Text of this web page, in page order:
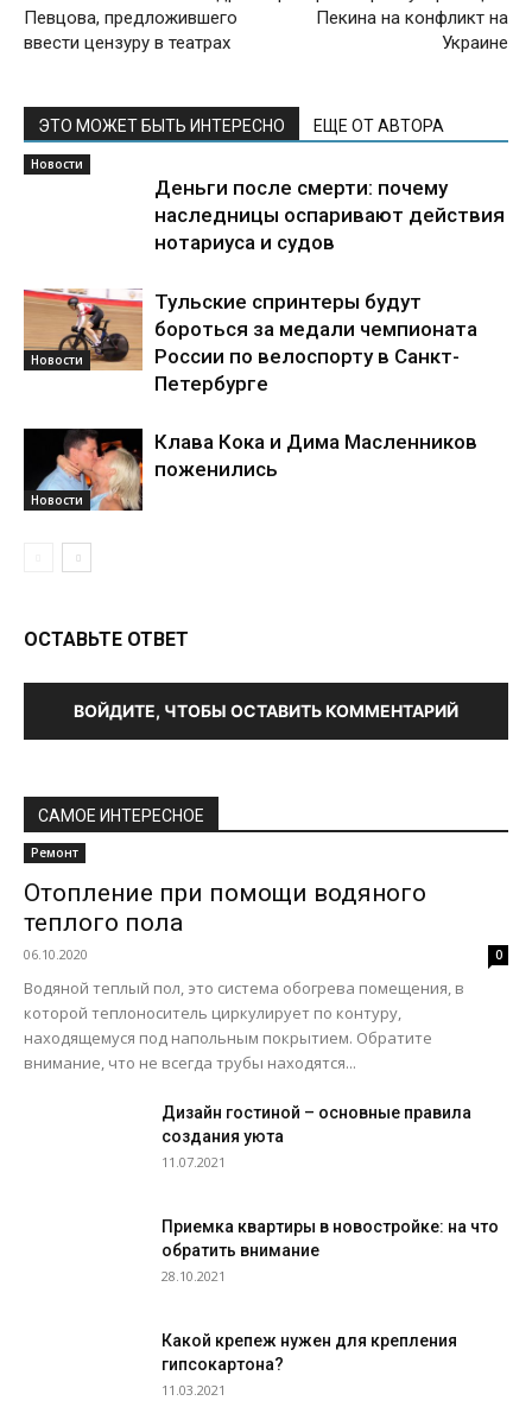
Певцова, предложившего
ввести цензуру в театрах
Пекина на конфликт на
Украине
ЭТО МОЖЕТ БЫТЬ ИНТЕРЕСНО ЕЩЕ ОТ АВТОРА
Новости
Деньги после смерти: почему
наследницы оспаривают действия
нотариуса и судов
Новости
Тульские спринтеры будут
бороться за медали чемпионата
России по велоспорту в Санкт-
Петербурге
Новости
Клава Кока и Дима Масленников
поженились
ОСТАВЬТЕ ОТВЕТ
ВОЙДИТЕ, ЧТОБЫ ОСТАВИТЬ КОММЕНТАРИЙ
САМОЕ ИНТЕРЕСНОЕ
Ремонт
Отопление при помощи водяного
теплого пола
06.10.2020 0
Водяной теплый пол, это система обогрева помещения, в
которой теплоноситель циркулирует по контуру,
находящемуся под напольным покрытием. Обратите
внимание, что не всегда трубы находятся...
Дизайн гостиной – основные правила
создания уюта
11.07.2021
Приемка квартиры в новостройке: на что
обратить внимание
28.10.2021
Какой крепеж нужен для крепления
гипсокартона?
11.03.2021